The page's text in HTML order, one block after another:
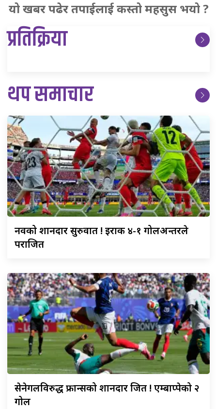
यो खबर पढेर तपाईलाई कस्तो महसुस भयो ?
प्रतिक्रिया
थप समाचार
नर्वेकोशानदार सुरुवात ! इराक ४-१ गोलअन्तरले
पराजित
सेनेगलविरुद्धफ्रान्सको शानदार जित ! एम्बाप्पेको २
गोल